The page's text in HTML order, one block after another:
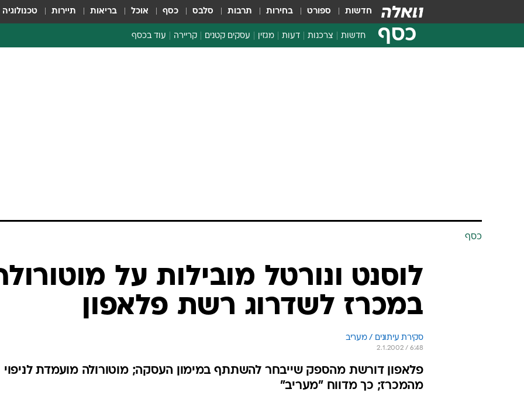
חדשות ספורט בחירות תרבות סלבס כסף אוכל בריאות תיירות טכנולוגיה
כסף חדשות צרכנות דעות מגזין עסקים קטנים קריירה עוד בכסף
כסף
לוסנט ונורטל מובילות על
במכרז לשדרוג רשת פלאפון
סקירת עיתונים / מעריב
2.1.2002 / 6:48
פלאפון דורשת מהספק שייבחר להשתתף במימון העסקה; מוטורולה מועמדת לניפוי
מהמכרז; כך מדווח "מעריב"